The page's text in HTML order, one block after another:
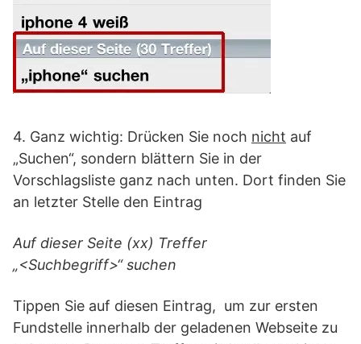
4. Ganz wichtig: Drücken Sie noch nicht auf
„Suchen“, sondern blättern Sie in der
Vorschlagsliste ganz nach unten. Dort finden Sie
an letzter Stelle den Eintrag
Auf dieser Seite (xx) Treffer
„<Suchbegriff>“ suchen
Tippen Sie auf diesen Eintrag, um zur ersten
Fundstelle innerhalb der geladenen Webseite zu